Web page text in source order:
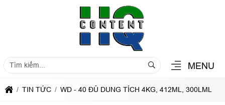
MENU
TIN TỨC WD - 40 ĐỦ DUNG TÍCH 4KG, 412ML, 300LML